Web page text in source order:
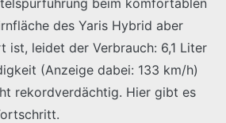
des Yaris Hybrid aber
ist, leidet der Verbrauch: 6,1 Liter
(Anzeige dabei: 133 km/h)
rekordverdächtig. Hier gibt es